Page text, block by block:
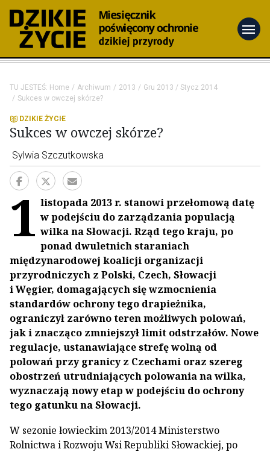
menu
TU JESTEŚ: Home Archiwum 2013
Gru 2013 / Stycz 2014
Sukces w owczej skórze?
DZIKIE ŻYCIE
Sukces w owczej skórze?
Sylwia Szczutkowska
1 listopada 2013 r. stanowi przełomową datę
w podejściu do zarządzania populacją
wilka na Słowacji. Rząd tego kraju, po
ponad dwuletnich staraniach
międzynarodowej koalicji organizacji
przyrodniczych z Polski, Czech, Słowacji
i Węgier, domagających się wzmocnienia
standardów ochrony tego drapieżnika,
ograniczył zarówno teren możliwych polowań,
jak i znacząco zmniejszył limit odstrzałów. Nowe
regulacje, ustanawiające strefę wolną od
polowań przy granicy z Czechami oraz szereg
obostrzeń utrudniających polowania na wilka,
wyznaczają nowy etap w podejściu do ochrony
tego gatunku na Słowacji.
W sezonie łowieckim 2013/2014 Ministerstwo
Rolnictwa i Rozwoju Wsi Republiki Słowackiej, po